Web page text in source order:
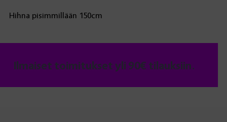
Hihna pisimmillään 150cm
Ilmaiset toimitukset yli 90€ tilauksiin.